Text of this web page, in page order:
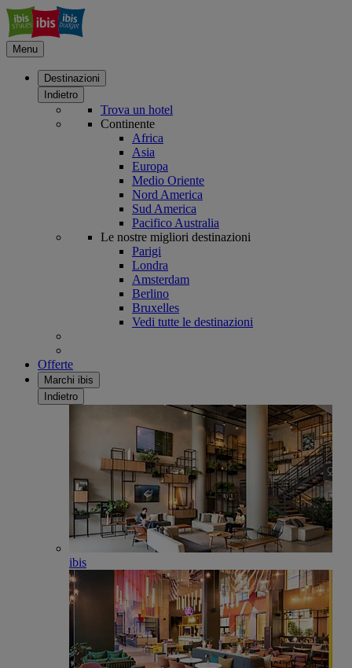
Menu
Destinazioni
Indietro
Trova un hotel
Continente
Africa
Asia
Europa
Medio Oriente
Nord America
Sud America
Pacifico Australia
Le nostre migliori destinazioni
Parigi
Londra
Amsterdam
Berlino
Bruxelles
Vedi tutte le destinazioni
Offerte
Marchi ibis
Indietro
ibis